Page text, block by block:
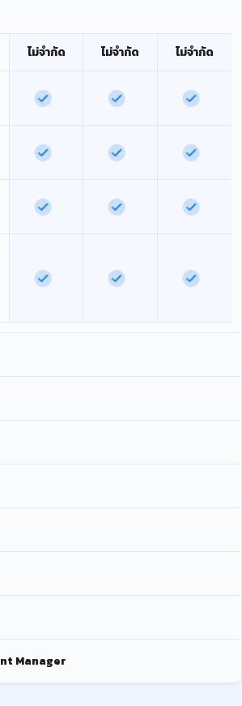
ไม่จำกัด ไม่จำกัด ไม่จำกัด
Manager